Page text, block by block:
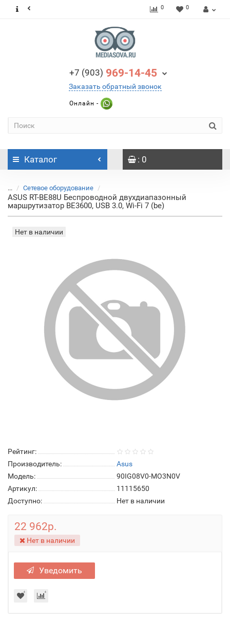
0 0
+7 (903) 969-14-45
Заказать обратный звонок
Онлайн -
Каталог : 0
... Сетевое оборудование
ASUS RT-BE88U Беспроводной двухдиапазонный
маршрутизатор BE3600, USB 3.0, Wi-Fi 7 (be)
Нет в наличии
Рейтинг:
Производитель:
Asus
Модель:
90IG08V0-MO3N0V
Артикул:
11115650
Доступно:
Нет в наличии
22 962р.
Нет в наличии
Уведомить